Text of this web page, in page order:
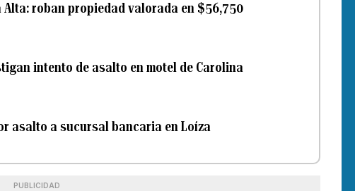
roban propiedad valorada en $56,750
intento de asalto en motel de Carolina
asalto a sucursal bancaria en Loíza
PUBLICIDAD